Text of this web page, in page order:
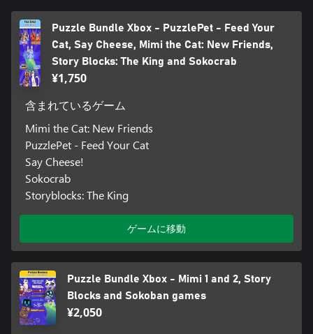
Puzzle Bundle Xbox - PuzzlePet - Feed Your
Cat, Say Cheese, Mimi the Cat: New Friends,
Story Blocks: The King and Sokocrab
¥1,750
含まれているゲーム
Mimi the Cat: New Friends
PuzzlePet - Feed Your Cat
Say Cheese!
Sokocrab
Storyblocks: The King
ゲームに移動
Puzzle Bundle Xbox - Mimi 1 and 2, Story
Blocks and Sokoban games
¥2,050